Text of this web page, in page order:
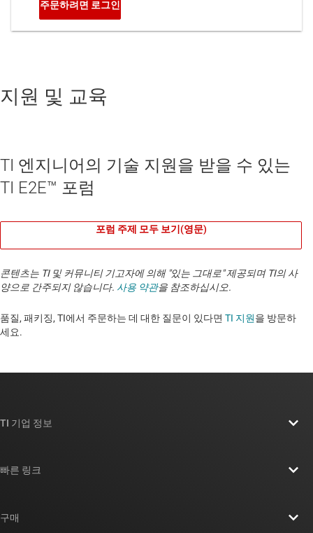
지원 및 교육
TI 엔지니어의 기술 지원을 받을 수 있는
TI E2E™ 포럼
포럼 주제 모두 보기(영문)
콘텐츠는 TI 및 커뮤니티 기고자에 의해 "있는 그대로" 제공되며 TI의 사
양으로 간주되지 않습니다. 사용 약관을 참조하십시오.
품질, 패키징, TI에서 주문하는 데 대한 질문이 있다면 TI 지원을 방문하
세요. ​​​​​​​​​​​​​​
TI 기업 정보
빠른 링크
구매